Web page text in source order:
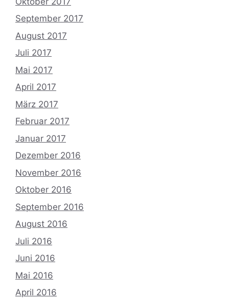
September 2017
August 2017
Juli 2017
Mai 2017
April 2017
März 2017
Februar 2017
Januar 2017
Dezember 2016
November 2016
Oktober 2016
September 2016
August 2016
Juli 2016
Juni 2016
Mai 2016
April 2016